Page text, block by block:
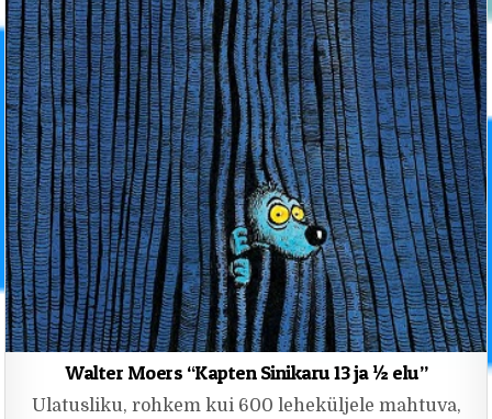
Walter Moers “Kapten Sinikaru 13 ja ½ elu”
Ulatusliku, rohkem kui 600 leheküljele mahtuva,